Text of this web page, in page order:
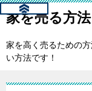
家を売る方法
家を高く売るための
い方法です！